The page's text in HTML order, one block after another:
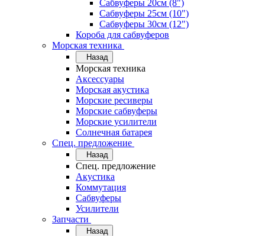
Сабвуферы 20см (8")
Сабвуферы 25см (10")
Сабвуферы 30см (12")
Короба для сабвуферов
Морская техника
Назад
Морская техника
Аксессуары
Морская акустика
Морские ресиверы
Морские сабвуферы
Морские усилители
Солнечная батарея
Спец. предложение
Назад
Спец. предложение
Акустика
Коммутация
Сабвуферы
Усилители
Запчасти
Назад